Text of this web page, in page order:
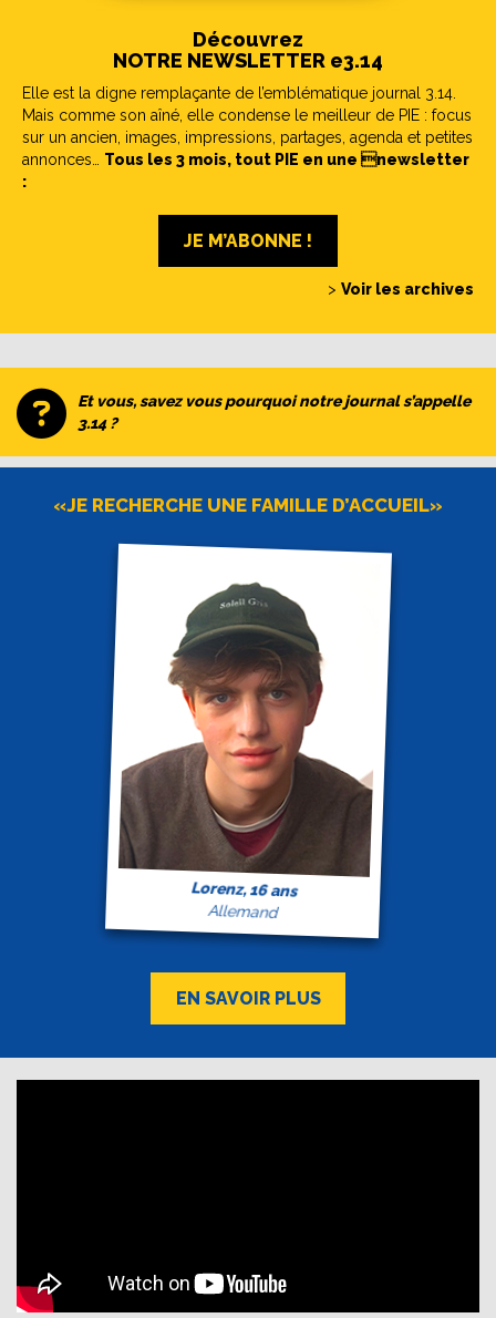
Découvrez
NOTRE NEWSLETTER e3.14
Elle est la digne remplaçante de l’emblématique journal 3.14.
Mais comme son aîné, elle condense le meilleur de PIE : focus
sur un ancien, images, impressions, partages, agenda et petites
annonces… Tous les 3 mois, tout PIE en une newsletter
:
JE M’ABONNE !
> Voir les archives
Et vous, savez vous pourquoi notre journal s’appelle
3.14 ?
«JE RECHERCHE UNE FAMILLE D’ACCUEIL»
Lorenz, 16 ans
Allemand
EN SAVOIR PLUS